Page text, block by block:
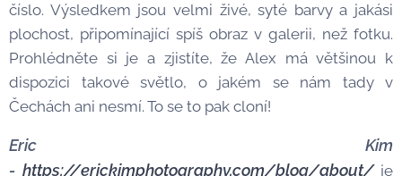
číslo. Výsledkem jsou velmi živé, syté barvy a jakási
plochost, připomínající spíš obraz v galerii, než fotku.
Prohlédněte si je a zjistíte, že Alex má většinou k
dispozici takové světlo, o jakém se nám tady v
Čechách ani nesmí. To se to pak cloní!
Eric Kim
- https://erickimphotography.com/blog/about/ je